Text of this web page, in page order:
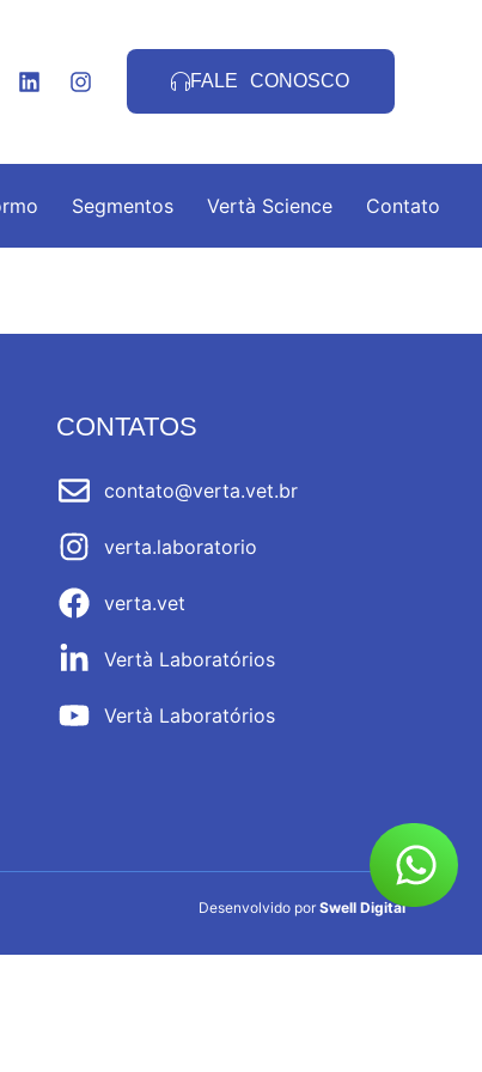
FALE CONOSCO
Segmentos Vertà Science Contato
CONTATOS
contato@verta.vet.br
verta.laboratorio
verta.vet
Vertà Laboratórios
Vertà Laboratórios
Desenvolvido por Swell Digital